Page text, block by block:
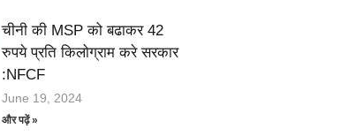
चीनी की MSP को बढाकर 42
रुपये प्रति किलोग्राम करे सरकार
:NFCF
June 19, 2024
और पढ़ें »